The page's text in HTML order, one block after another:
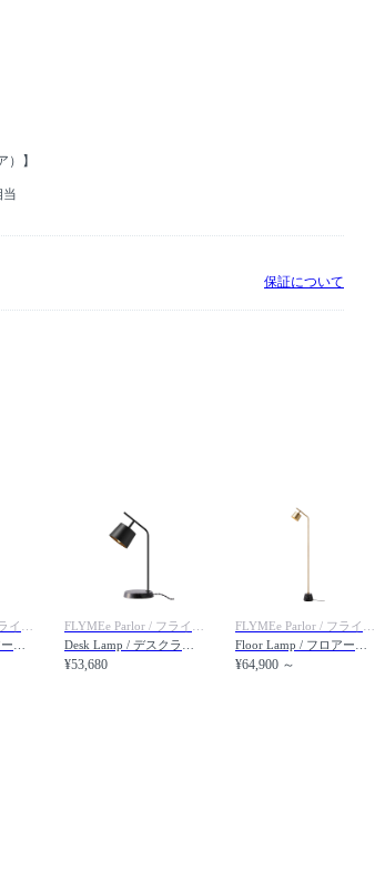
）】
当
保証について
¥53,680 ¥64,900 ～